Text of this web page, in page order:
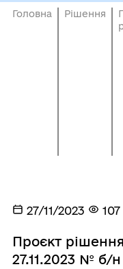
Головна Рішення
27/11/2023 107
Проєкт
27.11.2023 № б/